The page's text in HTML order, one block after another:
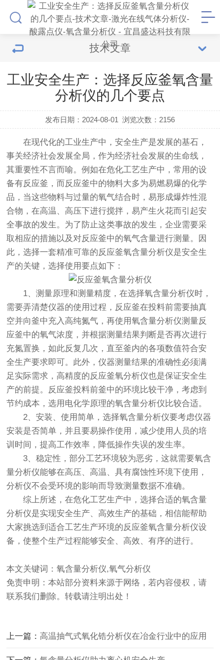
技术文章
工业安全生产：选择反应釜氧含量
分析仪的几个要点
发布日期：2024-08-01 浏览次数： 2156
在现代化的工业生产中，安全生产是发展的基石，
事关经济社会发展全局，作为经济社会发展的生命线，
其重要性不言而喻。例如在危化工艺生产中，常用的设
备有反应釜，而反应釜中的物料大多为易燃易爆的化学
品，当这些物料与过量的氧气结合时，易形成爆炸性混
合物，在高温、高压下进行搅拌，易产生火花而引起安
全事故的发生。为了防止这类事故的发生，企业需要采
取相应的措施以及对反应釜中的氧气含量进行测量。因
此，选择一套精准可靠的反应釜氧含量分析仪是安全生
产的关键，选择使用要点如下：
1、测量原理和测量精度，在选择氧含量分析仪时，
需要弄清楚仪器的使用过程，反应釜在投料前需要抽真
空并向釜中充入高纯氮气，再使用氧含量分析仪测量反
应釜中的氧气浓度，并根据测量结果判断是否再次进行
充氮置换，如此反复几次，直至釜内的各项数值符合安
全生产要求即可。此外，仪器测量结果的准确性必须满
足实际需求，高精度的反应釜氧分析仪也是保证安全生
产的前提。反应釜投料前釜中的环境比较干净，考虑到
节约成本，选用电化学原理的氧含量分析仪比较合适。
2、安装、使用简单，选择氧含量分析仪要考虑仪器
安装是否简单，并且要易操作使用，减少使用人员的培
训时间，提高工作效率，降低操作失误的发生率。
3、稳定性，部分工艺环境较为恶劣，这就需要氧含
量分析仪能够在高压、高温、具有腐蚀性环境下使用，
分析仪不会受环境的影响而导致测量数据不准确。
综上所述，在危化工艺生产中，选择合适的氧含量
分析仪是实现安全生产、高效生产的基础，相信能帮助
大家挑选到适合工艺生产环境的反应釜氧含量分析仪设
备，使整个生产过程能够安全、高效、有序的进行。
本文关键词：氧含量分析仪,氧气分析仪
免责申明：本站部分资料来源于网络，若内容侵权，请
联系我们删除。转载请注明出处！
上一篇：高温抽气式氧化锆分析仪在冶金行业中的应用